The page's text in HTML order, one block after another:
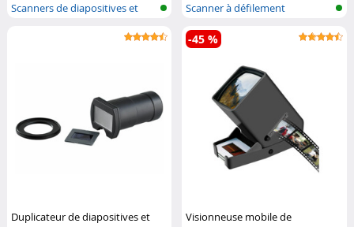
Scanners de diapositives et
Scanner à défilement
Duplicateur de diapositives et
Visionneuse mobile de
-45 %